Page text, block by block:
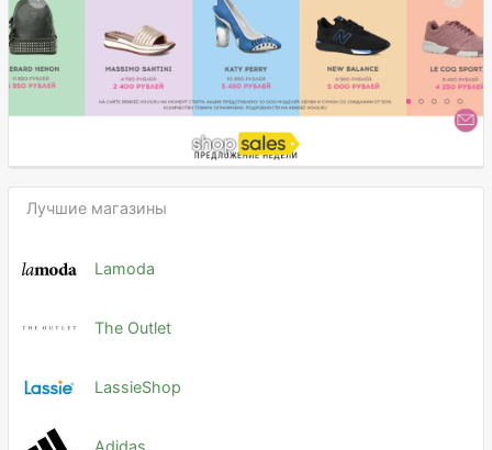
Лучшие магазины
Lamoda
The Outlet
LassieShop